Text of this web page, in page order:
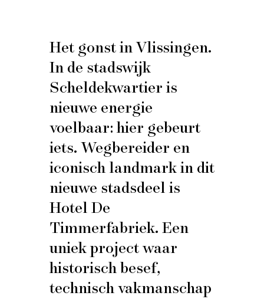
Het gonst in Vlissingen.
In de stadswijk
Scheldekwartier is
nieuwe energie
voelbaar: hier gebeurt
iets. Wegbereider en
iconisch landmark in dit
nieuwe stadsdeel is
Hotel De
Timmerfabriek. Een
uniek project waar
historisch besef,
technisch vakmanschap